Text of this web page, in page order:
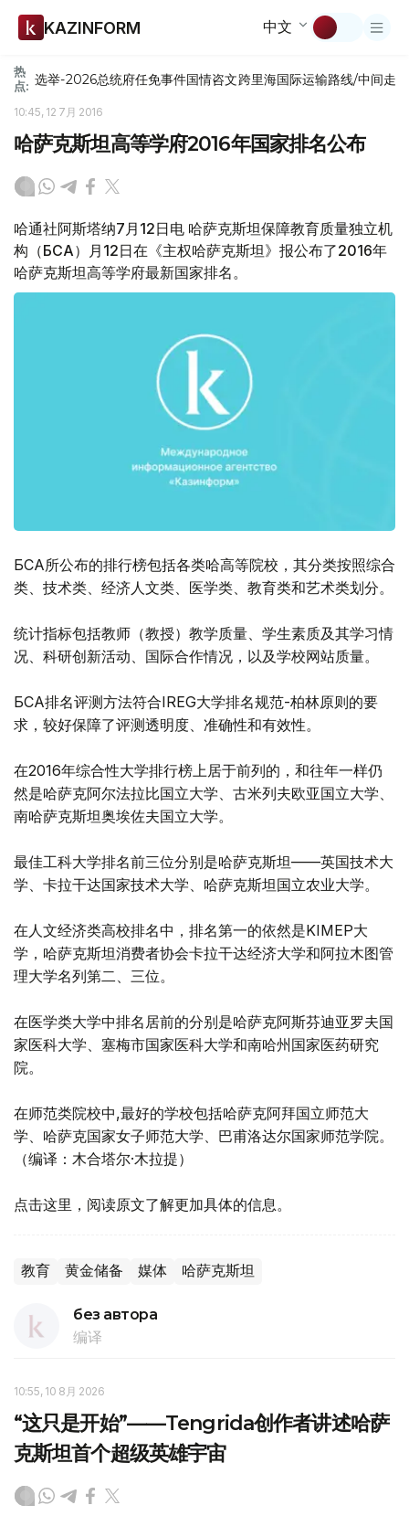
KAZINFORM 中文
热
点: 选举-2026总统府任免事件国情咨文跨里海国际运输路线/中间走廊
10:45, 12 7月 2016
哈萨克斯坦高等学府2016年国家排名公布
哈通社阿斯塔纳7月12日电 哈萨克斯坦保障教育质量独立机
构（БСҚА）月12日在《主权哈萨克斯坦》报公布了2016年
哈萨克斯坦高等学府最新国家排名。
БСҚА所公布的排行榜包括各类哈高等院校，其分类按照综合
类、技术类、经济人文类、医学类、教育类和艺术类划分。
统计指标包括教师（教授）教学质量、学生素质及其学习情
况、科研创新活动、国际合作情况，以及学校网站质量。
БСҚА排名评测方法符合IREG大学排名规范-柏林原则的要
求，较好保障了评测透明度、准确性和有效性。
在2016年综合性大学排行榜上居于前列的，和往年一样仍
然是哈萨克阿尔法拉比国立大学、古米列夫欧亚国立大学、
南哈萨克斯坦奥埃佐夫国立大学。
最佳工科大学排名前三位分别是哈萨克斯坦——英国技术大
学、卡拉干达国家技术大学、哈萨克斯坦国立农业大学。
在人文经济类高校排名中，排名第一的依然是KIMEP大
学，哈萨克斯坦消费者协会卡拉干达经济大学和阿拉木图管
理大学名列第二、三位。
在医学类大学中排名居前的分别是哈萨克阿斯芬迪亚罗夫国
家医科大学、塞梅市国家医科大学和南哈州国家医药研究
院。
在师范类院校中,最好的学校包括哈萨克阿拜国立师范大
学、哈萨克国家女子师范大学、巴甫洛达尔国家师范学院。
（编译：木合塔尔·木拉提）
点击这里，阅读原文了解更加具体的信息。
教育 黄金储备 媒体 哈萨克斯坦
без автора
编译
10:55, 10 8月 2026
“这只是开始”——Tengrida创作者讲述哈萨
克斯坦首个超级英雄宇宙